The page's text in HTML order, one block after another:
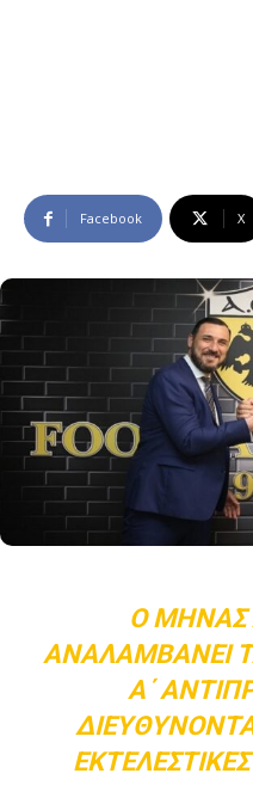
Facebook X
Ο ΜΗΝΆΣ
ΑΝΑΛΑΜΒΆΝΕΙ
Α΄